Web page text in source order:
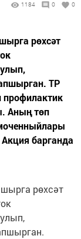
1184 0 0
рөхсәт
ТР
профилактик
Аның төп
барганда
рөхсәт